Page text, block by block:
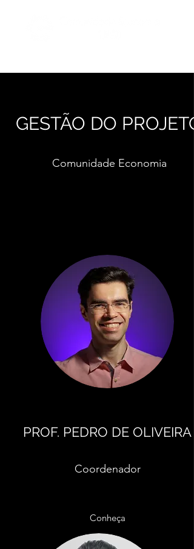
GESTÃO DO PROJETO
Comunidade Economia
PROF. PEDRO DE OLIVEIRA
Coordenador
Conheça